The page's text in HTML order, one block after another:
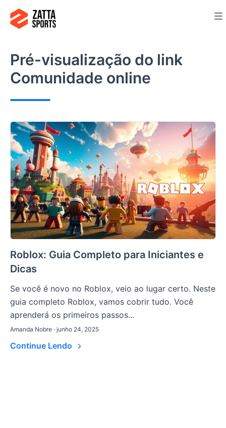
para
conteúdo
Pré-visualização do link
Comunidade online
Roblox: Guia Completo para Iniciantes e
Dicas
Se você é novo no Roblox, veio ao lugar certo. Neste
guia completo Roblox, vamos cobrir tudo. Você
aprenderá os primeiros passos...
Amanda Nobre · junho 24, 2025
Continue Lendo